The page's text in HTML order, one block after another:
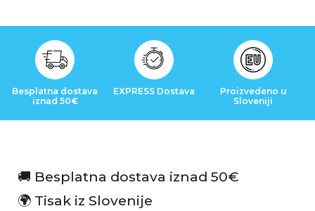
a
R
e
Besplatna dostava
iznad 50€
EXPRESS Dostava
Proizvedeno u
Sloveniji
🚚 Besplatna dostava iznad 50€
🌍 Tisak iz Slovenije